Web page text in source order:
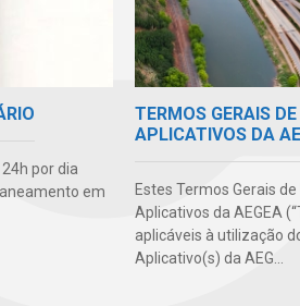
por dia
em
TERMOS GERAIS
APLICATIVOS DA
Estes Termos Gerais
Aplicativos da AEGEA
aplicáveis à utilização
Aplicativo(s) da AEG...